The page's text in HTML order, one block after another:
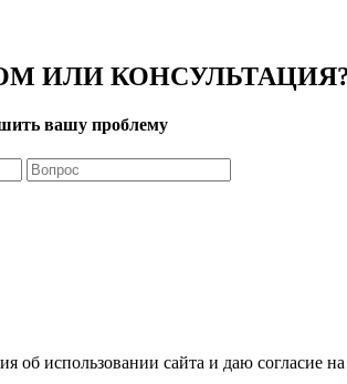
ИЛИ
вашу проблему
об использовании сайта и даю согласие